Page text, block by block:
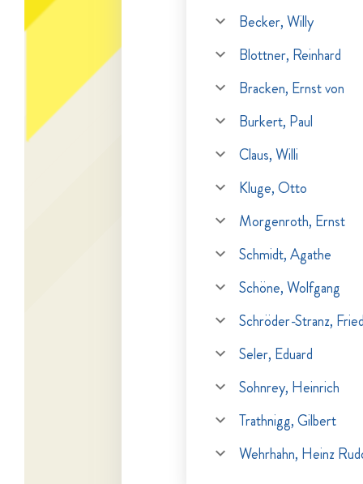
Becker, Willy
Blottner, Reinhard
Bracken, Ernst von
Burkert, Paul
Claus, Willi
Kluge, Otto
Morgenroth, Ernst
Schmidt, Agathe
Schöne, Wolfgang
Schröder-Stranz,
Seler, Eduard
Sohnrey, Heinrich
Trathnigg, Gilbert
Wehrhahn, Heinz